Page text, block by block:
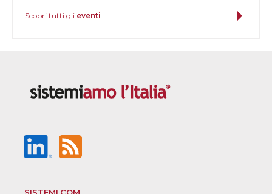
Scopri tutti gli eventi